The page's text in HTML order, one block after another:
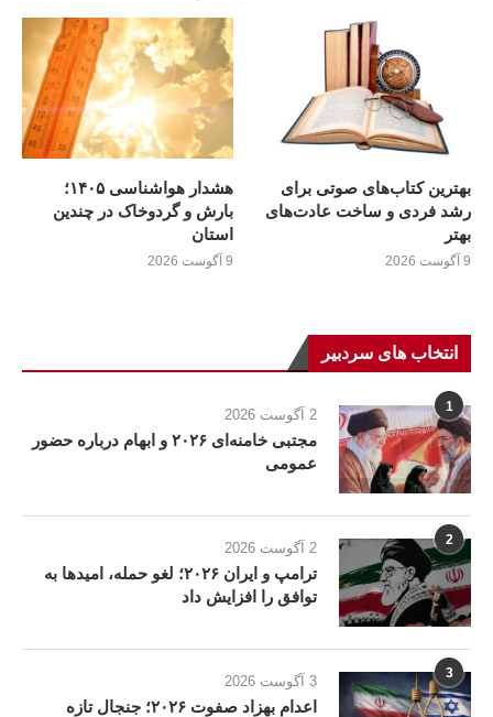
بهترین کتاب‌های صوتی برای
رشد فردی و ساخت عادت‌های
بهتر
9 آگوست 2026
هشدار هواشناسی ۱۴۰۵؛
بارش و گردوخاک در چندین
استان
9 آگوست 2026
انتخاب های سردبیر
1 2 آگوست 2026
مجتبی خامنه‌ای ۲۰۲۶ و ابهام درباره حضور
عمومی
2 2 آگوست 2026
ترامپ و ایران ۲۰۲۶؛ لغو حمله، امیدها به
توافق را افزایش داد
3 3 آگوست 2026
اعدام بهزاد صفوت ۲۰۲۶؛ جنجال تازه